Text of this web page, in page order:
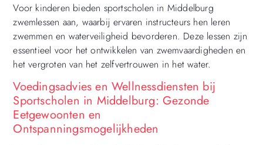
Voor kinderen bieden sportscholen in Middelburg
zwemlessen aan, waarbij ervaren instructeurs hen leren
zwemmen en waterveiligheid bevorderen. Deze lessen zijn
essentieel voor het ontwikkelen van zwemvaardigheden en
het vergroten van het zelfvertrouwen in het water.
Voedingsadvies en Wellnessdiensten bij
Sportscholen in Middelburg: Gezonde
Eetgewoonten en
Ontspanningsmogelijkheden